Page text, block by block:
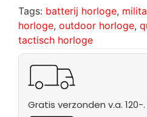
Tags: batterij horloge,
horloge, outdoor horloge,
tactisch horloge
Gratis verzonden v.a. 120-.